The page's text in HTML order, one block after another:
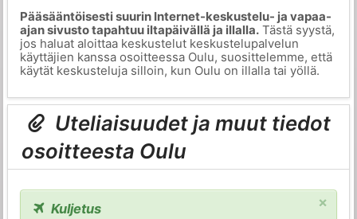
Pääsääntöisesti suurin Internet-keskustelu- ja vapaa-
ajan sivusto tapahtuu iltapäivällä ja illalla.Tästä syystä,
jos haluat aloittaa keskustelut keskustelupalvelun
käyttäjien kanssa osoitteessa Oulu, suosittelemme, että
käytät keskusteluja silloin, kun Oulu on illalla tai yöllä.
Uteliaisuudet ja muut tiedot
osoitteesta Oulu
×
Kuljetus